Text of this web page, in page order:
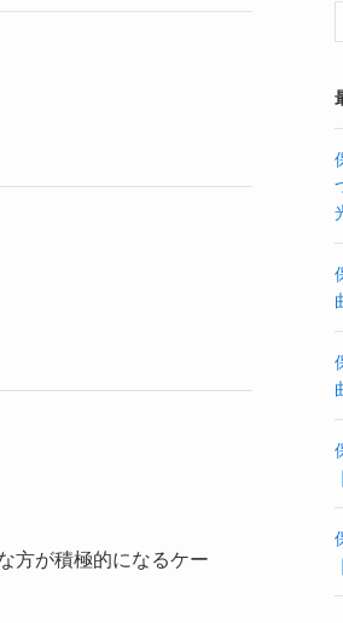
方が積極的になるケー